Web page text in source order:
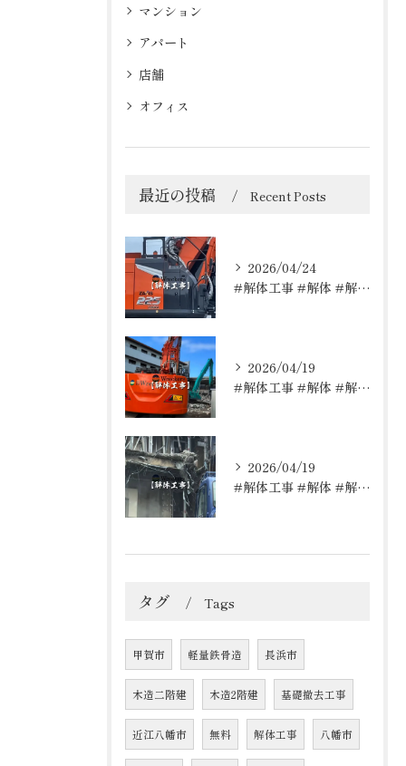
マンション
アパート
店舗
オフィス
最近の投稿 Recent Posts
2026/04/24
#解体工事 #解体 #解体屋 #解体依頼はレッカーズ
2026/04/19
#解体工事 #解体 #解体屋 #解体依頼はレッカーズ
2026/04/19
#解体工事 #解体 #解体屋 #解体依頼はレッカーズ
タグ Tags
甲賀市 軽量鉄骨造 長浜市
木造二階建 木造2階建 基礎撤去工事
近江八幡市 無料 解体工事 八幡市